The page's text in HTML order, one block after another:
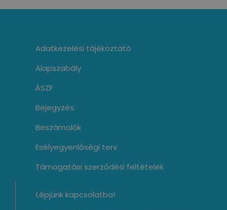
Adatkezelési tájékoztató
Alapszabály
ÁSZF
Bejegyzés
Beszámolók
Esélyegyenlőségi terv
Támogatási szerződési feltételek
Lépjünk kapcsolatba!